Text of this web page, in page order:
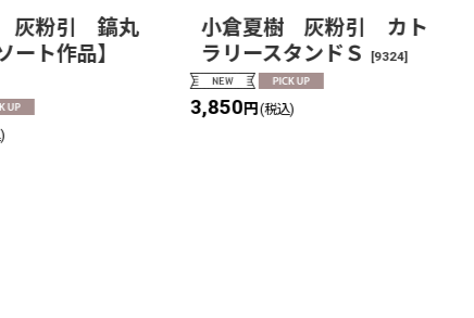
灰粉引 鎬丸
ート作品】
小倉夏樹 灰粉引 カト
ラリースタンドＳ
[9324]
3,850円 (税込)